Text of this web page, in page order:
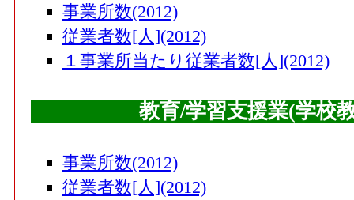
事業所数(2012)
従業者数[人](2012)
１事業所当たり従業者数[人](2012)
教育/学習支援業(学校
事業所数(2012)
従業者数[人](2012)